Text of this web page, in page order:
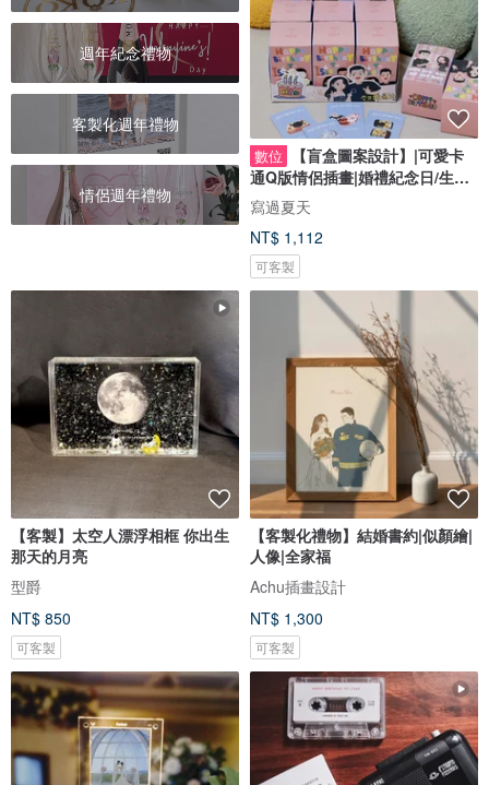
週年紀念禮物
客製化週年禮物
情侶週年禮物
數位
【盲盒圖案設計】|可愛卡
通Q版情侶插畫|婚禮紀念日/生日
禮物客製
寫過夏天
NT$ 1,112
可客製
【客製】太空人漂浮相框 你出生
那天的月亮
型爵
NT$ 850
可客製
【客製化禮物】結婚書約|似顏繪|
人像|全家福
Achu插畫設計
NT$ 1,300
可客製